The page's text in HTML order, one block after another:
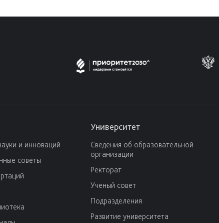
и инноваций
советы
Университет
Сведения об образовательной
организации
Ректорат
Ученый совет
Подразделения
Развитие университета